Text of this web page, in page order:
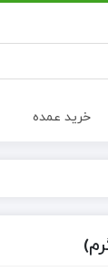
خرید عمده